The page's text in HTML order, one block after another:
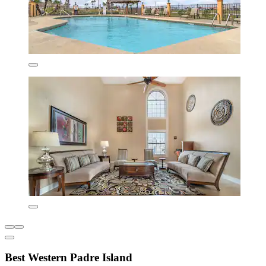
Best Western Padre Island